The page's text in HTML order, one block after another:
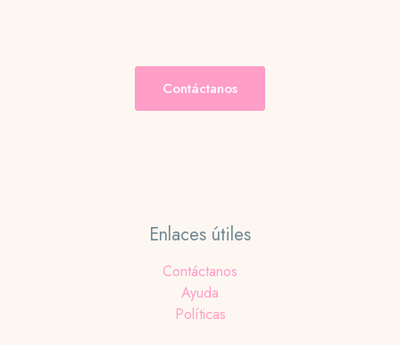
Contáctanos
Enlaces útiles
Contáctanos
Ayuda
Políticas